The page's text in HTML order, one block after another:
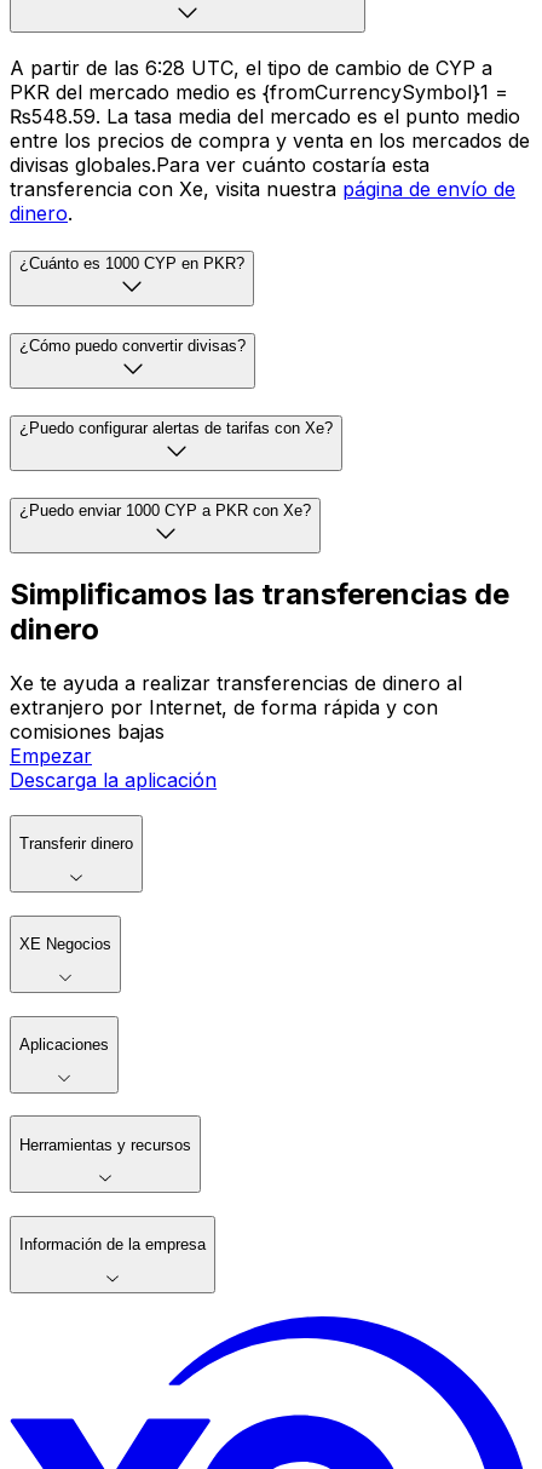
A partir de las 6:28 UTC, el tipo de cambio de CYP a
PKR del mercado medio es {fromCurrencySymbol}1 =
₨548.59. La tasa media del mercado es el punto medio
entre los precios de compra y venta en los mercados de
divisas globales.Para ver cuánto costaría esta
transferencia con Xe, visita nuestra página de envío de
dinero.
¿Cuánto es 1000 CYP en PKR?
¿Cómo puedo convertir divisas?
¿Puedo configurar alertas de tarifas con Xe?
¿Puedo enviar 1000 CYP a PKR con Xe?
Simplificamos las transferencias de
dinero
Xe te ayuda a realizar transferencias de dinero al
extranjero por Internet, de forma rápida y con
comisiones bajas
Empezar
Descarga la aplicación
Transferir dinero
XE Negocios
Aplicaciones
Herramientas y recursos
Información de la empresa